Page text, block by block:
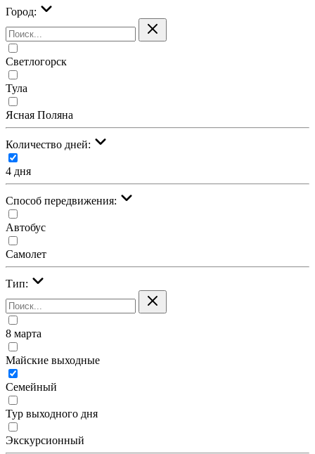
Город:
Светлогорск
Тула
Ясная Поляна
Количество дней:
4 дня
Cпособ передвижения:
Автобус
Самолет
Тип:
8 марта
Майские выходные
Семейный
Тур выходного дня
Экскурсионный